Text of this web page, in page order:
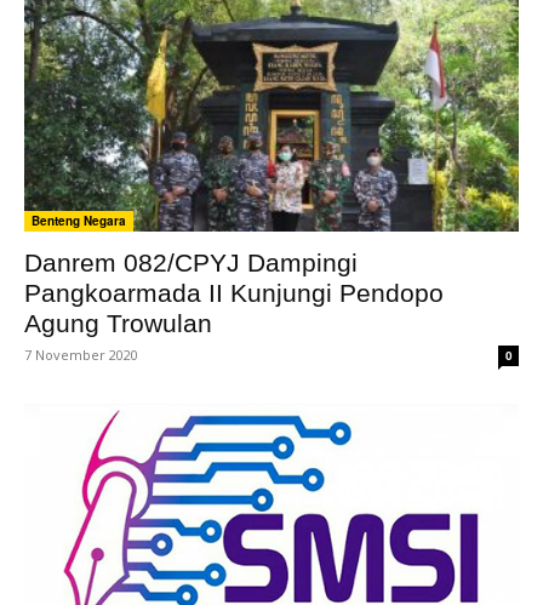
Benteng Negara
Danrem 082/CPYJ Dampingi
Pangkoarmada II Kunjungi Pendopo
Agung Trowulan
7 November 2020 0